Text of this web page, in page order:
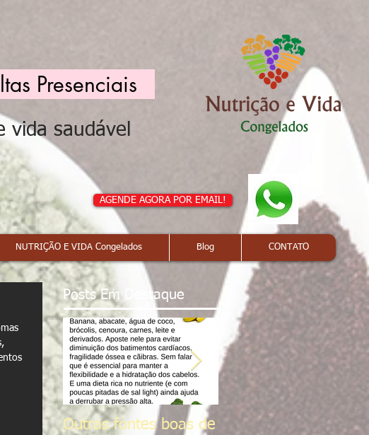
Presenciais
vida saudável
AGENDE AGORA POR EMAIL!
NUTRIÇÃO E VIDA Congelados Blog CONTATO
Posts Em Destaque
Outras fontes boas de
Sal do Himalaia